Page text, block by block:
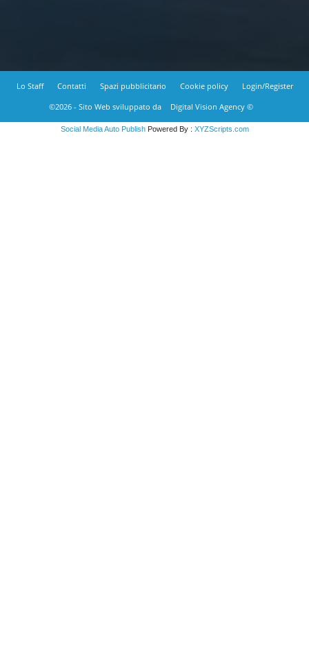
Lo Staff Contatti Spazi pubblicitario Cookie policy
Login/Register
©2026 - Sito Web sviluppato da
Digital Vision Agency ©
Social Media Auto PublishPowered By : XYZScripts.com